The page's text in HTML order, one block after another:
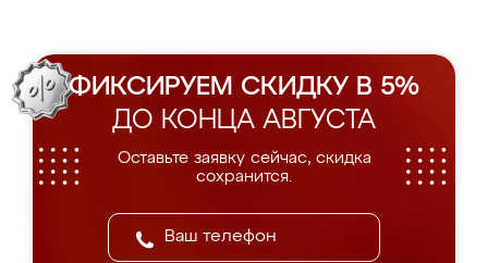
ФИКСИРУЕМ СКИДКУ В 5%
ДО КОНЦА АВГУСТА
Оставьте заявку сейчас, скидка
сохранится.